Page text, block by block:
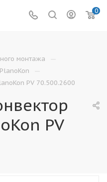
0
монтажа —
—
PV 70.500.2600
PV